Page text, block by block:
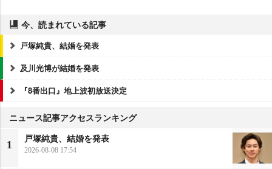
今、読まれている記事
戸塚純貴、結婚を発表
及川光博が結婚を発表
『8番出口』地上波初放送決定
ニュース記事アクセスランキング
1
戸塚純貴、結婚を発表
2026-08-08 17:54